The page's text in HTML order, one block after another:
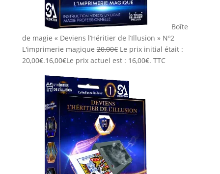
Boîte
de magie « Deviens l’Héritier de l’Illusion » Nº2
L'imprimerie magique 20,00€ Le prix initial était :
20,00€.16,00€Le prix actuel est : 16,00€. TTC